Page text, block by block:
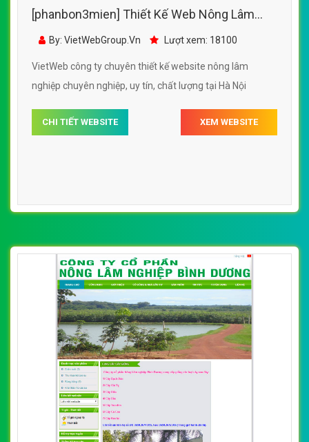
[phanbon3mien] Thiết Kế Web Nông Lâm
Nghiệp Nomafsi đẹp, chuyên nghiệp chuẩn
By: VietWebGroup.Vn Lượt xem: 18100
VietWeb công ty chuyên thiết kế website nông lâm
nghiệp chuyên nghiệp, uy tín, chất lượng tại Hà Nội
CHI TIẾT WEBSITE XEM WEBSITE